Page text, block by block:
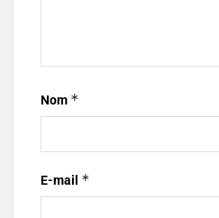
Nom *
E-mail *